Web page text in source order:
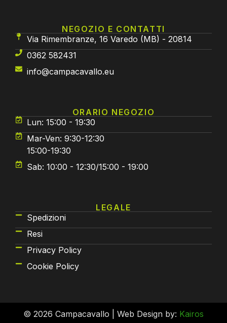
NEGOZIO E CONTATTI
Via Rimembranze, 16 Varedo (MB) - 20814
0362 582431
info@campacavallo.eu
ORARIO NEGOZIO
Lun: 15:00 - 19:30
Mar-Ven: 9:30-12:30
15:00-19:30
Sab: 10:00 - 12:30/15:00 - 19:00
LEGALE
Spedizioni
Resi
Privacy Policy
Cookie Policy
© 2026 Campacavallo | Web Design by: Kairos